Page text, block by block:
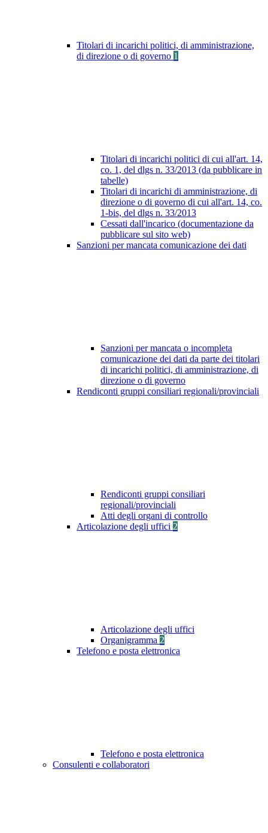
Titolari di incarichi politici, di amministrazione,
di direzione o di governo 1
Titolari di incarichi politici di cui all'art. 14,
co. 1, del dlgs n. 33/2013 (da pubblicare in
tabelle)
Titolari di incarichi di amministrazione, di
direzione o di governo di cui all'art. 14, co.
1-bis, del dlgs n. 33/2013
Cessati dall'incarico (documentazione da
pubblicare sul sito web)
Sanzioni per mancata comunicazione dei dati
Sanzioni per mancata o incompleta
comunicazione dei dati da parte dei titolari
di incarichi politici, di amministrazione, di
direzione o di governo
Rendiconti gruppi consiliari regionali/provinciali
Rendiconti gruppi consiliari
regionali/provinciali
Atti degli organi di controllo
Articolazione degli uffici 2
Articolazione degli uffici
Organigramma 2
Telefono e posta elettronica
Telefono e posta elettronica
Consulenti e collaboratori